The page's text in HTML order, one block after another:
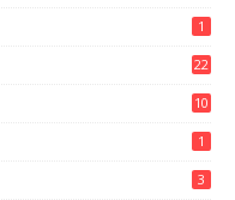
1
22
10
1
3